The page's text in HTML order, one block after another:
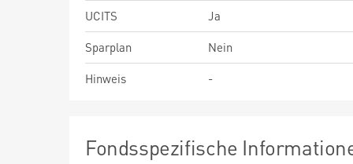
UCITS
Ja
Sparplan
Nein
Hinweis
-
Fondsspezifische